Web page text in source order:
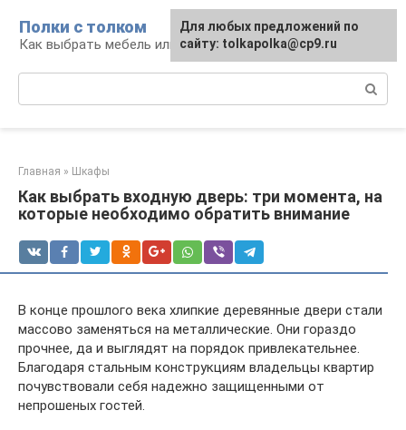
контенту
Полки с толком
Как выбрать мебель или сделать ее самому
Главная » Шкафы
Как выбрать входную дверь: три момента, на
которые необходимо обратить внимание
В конце прошлого века хлипкие деревянные двери стали
массово заменяться на металлические. Они гораздо
прочнее, да и выглядят на порядок привлекательнее.
Благодаря стальным конструкциям владельцы квартир
почувствовали себя надежно защищенными от
непрошеных гостей.
Для любых предложений по
сайту: tolkapolka@cp9.ru